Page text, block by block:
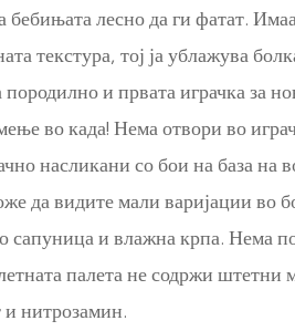
лесно да ги фатат.
текстура, тој ја ублажува
и првата играчка за
во када! Нема отвори во
насликани со бои на база на
да видите мали варијации во
и влажна крпа. Нема
палета не содржи штетни
нитрозамин.